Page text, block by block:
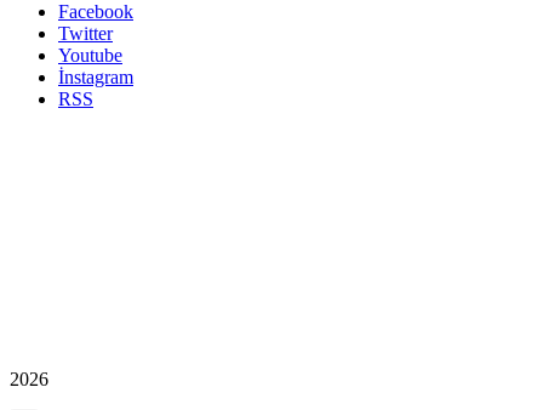
Facebook
Twitter
Youtube
İnstagram
RSS
2026